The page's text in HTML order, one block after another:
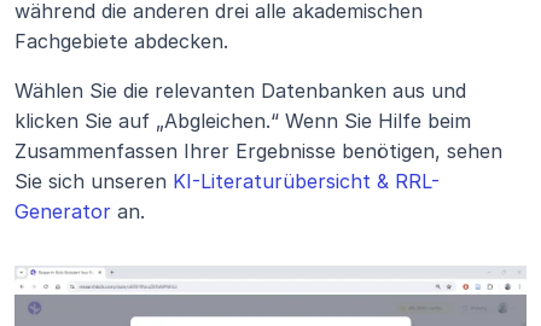
während die anderen drei alle akademischen
Fachgebiete abdecken.
Wählen Sie die relevanten Datenbanken aus und
klicken Sie auf „Abgleichen.“ Wenn Sie Hilfe beim
Zusammenfassen Ihrer Ergebnisse benötigen, sehen
Sie sich unseren KI-Literaturübersicht & RRL-
Generator an.